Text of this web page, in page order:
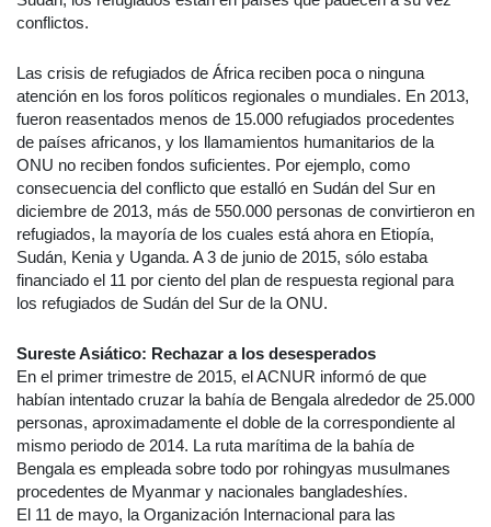
conflictos.
Las crisis de refugiados de África reciben poca o ninguna
atención en los foros políticos regionales o mundiales. En 2013,
fueron reasentados menos de 15.000 refugiados procedentes
de países africanos, y los llamamientos humanitarios de la
ONU no reciben fondos suficientes. Por ejemplo, como
consecuencia del conflicto que estalló en Sudán del Sur en
diciembre de 2013, más de 550.000 personas de convirtieron en
refugiados, la mayoría de los cuales está ahora en Etiopía,
Sudán, Kenia y Uganda. A 3 de junio de 2015, sólo estaba
financiado el 11 por ciento del plan de respuesta regional para
los refugiados de Sudán del Sur de la ONU.
Sureste Asiático: Rechazar a los desesperados
En el primer trimestre de 2015, el ACNUR informó de que
habían intentado cruzar la bahía de Bengala alrededor de 25.000
personas, aproximadamente el doble de la correspondiente al
mismo periodo de 2014. La ruta marítima de la bahía de
Bengala es empleada sobre todo por rohingyas musulmanes
procedentes de Myanmar y nacionales bangladeshíes.
El 11 de mayo, la Organización Internacional para las